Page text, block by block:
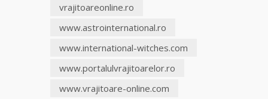
vrajitoareonline.ro
www.astrointernational.ro
www.international-witches.com
www.portalulvrajitoarelor.ro
www.vrajitoare-online.com